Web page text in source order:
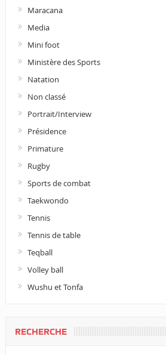
Maracana
Media
Mini foot
Ministère des Sports
Natation
Non classé
Portrait/Interview
Présidence
Primature
Rugby
Sports de combat
Taekwondo
Tennis
Tennis de table
Teqball
Volley ball
Wushu et Tonfa
RECHERCHE